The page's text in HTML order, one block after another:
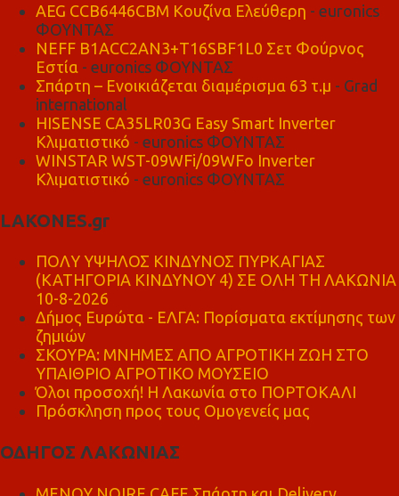
AEG CCB6446CBM Κουζίνα Ελεύθερη - euronics
ΦΟΥΝΤΑΣ
NEFF B1ACC2AN3+T16SBF1L0 Σετ Φούρνος
Εστία - euronics ΦΟΥΝΤΑΣ
Σπάρτη – Ενοικιάζεται διαμέρισμα 63 τ.μ - Grad
international
HISENSE CA35LR03G Easy Smart Inverter
Κλιματιστικό - euronics ΦΟΥΝΤΑΣ
WINSTAR WST-09WFi/09WFo Inverter
Κλιματιστικό - euronics ΦΟΥΝΤΑΣ
LAKONES.gr
ΠΟΛΥ ΥΨΗΛΟΣ ΚΙΝΔΥΝΟΣ ΠΥΡΚΑΓΙΑΣ
(ΚΑΤΗΓΟΡΙΑ ΚΙΝΔΥΝΟΥ 4) ΣΕ ΟΛΗ ΤΗ ΛΑΚΩΝΙΑ
10-8-2026
Δήμος Ευρώτα - ΕΛΓΑ: Πορίσματα εκτίμησης των
ζημιών
ΣΚΟΥΡΑ: ΜΝΗΜΕΣ ΑΠΟ ΑΓΡΟΤΙΚΗ ΖΩΗ ΣΤΟ
ΥΠΑΙΘΡΙΟ ΑΓΡΟΤΙΚΟ ΜΟΥΣΕΙΟ
Όλοι προσοχή! Η Λακωνία στο ΠΟΡΤΟΚΑΛΙ
Πρόσκληση προς τους Ομογενείς μας
ΟΔΗΓΟΣ ΛΑΚΩΝΙΑΣ